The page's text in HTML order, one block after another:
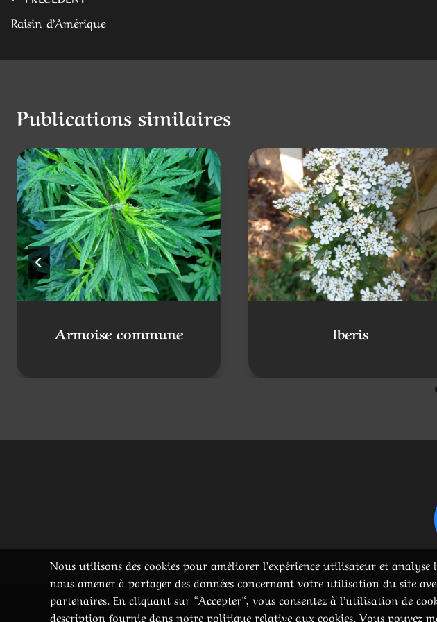
de
l’article
Raisin d’Amérique
Publications similaires
Armoise commune Iberis
Nous utilisons des cookies pour améliorer l’expérience utilisateur et
nous amener à partager des données concernant votre utilisation du site
partenaires. En cliquant sur “Accepter“, vous consentez à l’utilisation de
description fournie dans notre politique relative aux cookies. Vous pouvez